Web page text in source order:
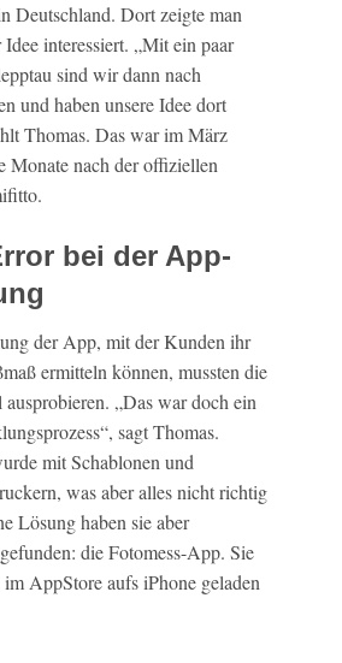
Deutschland. Dort zeigte man
interessiert. „Mit ein paar
sind wir dann nach
und haben unsere Idee dort
Thomas. Das war im März
Monate nach der offiziellen
bei der App-
der App, mit der Kunden ihr
ermitteln können, mussten die
„Das war doch ein
sagt Thomas.
mit Schablonen und
was aber alles nicht richtig
Lösung haben sie aber
die Fotomess-App. Sie
AppStore aufs iPhone geladen